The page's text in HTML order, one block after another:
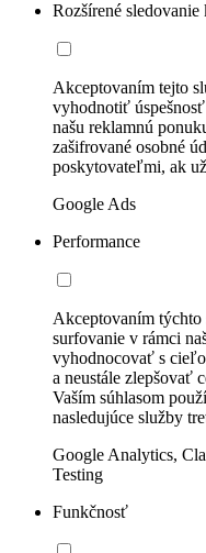
Rozšírené
Akceptovaním tejto
vyhodnotiť
našu reklamnú
zašifrované osobné
poskytovateľmi, ak
Google Ads
Performance
Akceptovaním týchto
surfovanie v rámci
vyhodnocovať s
a neustále zlepšovať
Vaším súhlasom
nasledujúce služby
Google Analytics,
Testing
Funkčnosť